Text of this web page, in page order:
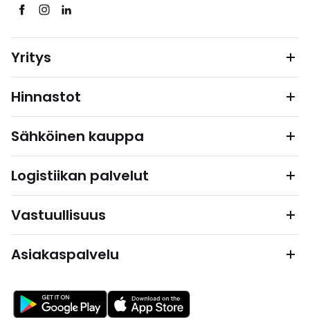
Yritys
Hinnastot
Sähköinen kauppa
Logistiikan palvelut
Vastuullisuus
Asiakaspalvelu